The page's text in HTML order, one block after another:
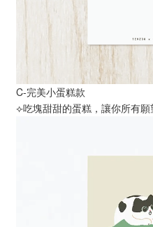
C-完美小蛋糕款
⟣吃塊甜甜的蛋糕，讓你所有願